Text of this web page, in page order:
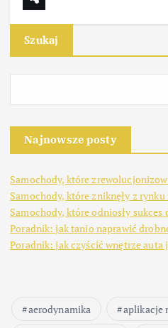
Szukaj
Najnowsze posty
Samochody, które
Samochody, które zniknęły z
Samochody, które odniosły
Poradnik: jak tanio naprawić
Poradnik: jak czyścić wnętrze auta
aerodynamika
aplikacje